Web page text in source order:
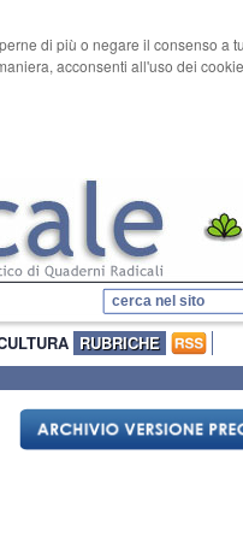
di più o negare il consenso a
acconsenti all'uso dei
RUBRICHE